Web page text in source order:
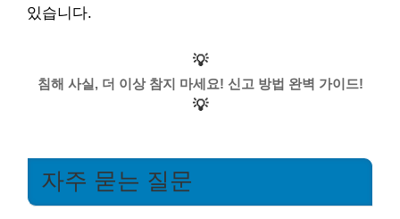
있습니다.
💡
침해 사실, 더 이상 참지 마세요! 신고 방법 완벽 가이드!
💡
자주 묻는 질문